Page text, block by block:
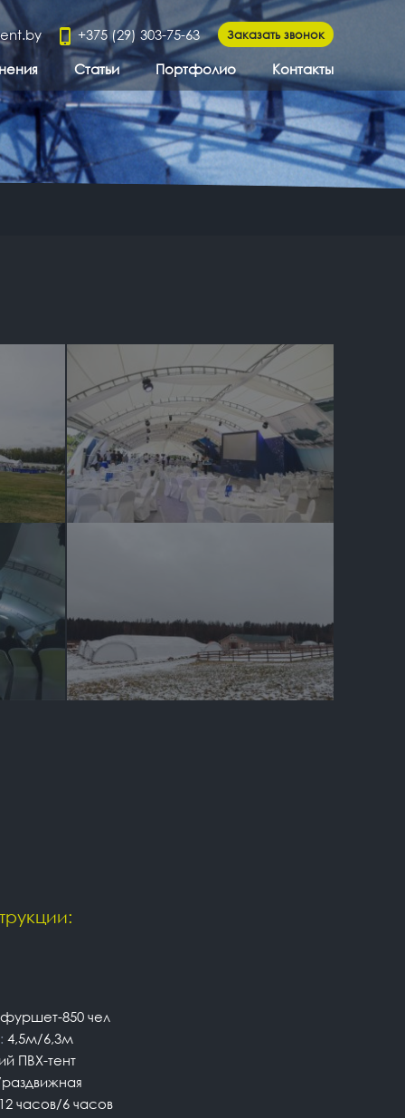
+375 (29) 303-75-63 Заказать звонок
Статьи Портфолио Контакты
850 чел
4,5м/6,3м
ПВХ-тент
часов/6 часов